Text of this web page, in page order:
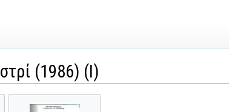
(1986) (I)